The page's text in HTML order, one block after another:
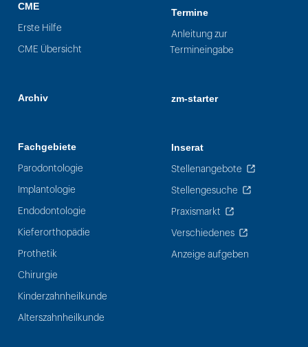
CME
Erste Hilfe
CME Übersicht
Archiv
Fachgebiete
Parodontologie
Implantologie
Endodontologie
Kieferorthopädie
Prothetik
Chirurgie
Kinderzahnheilkunde
Alterszahnheilkunde
Termine
Anleitung zur
Termineingabe
zm-starter
Inserat
Stellenangebote
Stellengesuche
Praxismarkt
Verschiedenes
Anzeige aufgeben